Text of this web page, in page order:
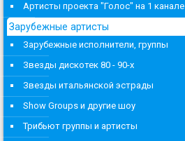
Артисты проекта "Голос" на 1 канале
Зарубежные артисты
Зарубежные исполнители, группы
Звезды дискотек 80 - 90-х
Звезды итальянской эстрады
Show Groups и другие шоу
Трибьют группы и артисты